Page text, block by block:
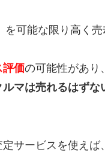
を可能な限り高く
評価の可能性があり
ルマは売れるはず
サービスを使え